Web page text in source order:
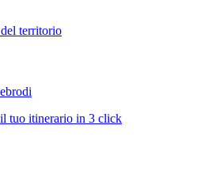
territorio
tuo itinerario in 3 click